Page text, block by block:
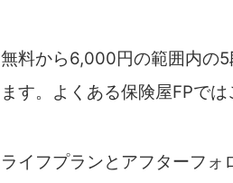
無料から6,000円の範囲内の
ます。よくある保険屋FPで
ライフプランとアフターフォ